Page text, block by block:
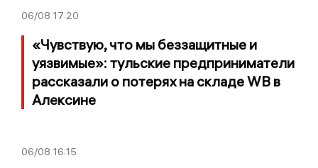
06/08 17:20
«Чувствую, что мы беззащитные и
уязвимые»: тульские предприниматели
рассказали о потерях на складе WB в
Алексине
06/08 16:15